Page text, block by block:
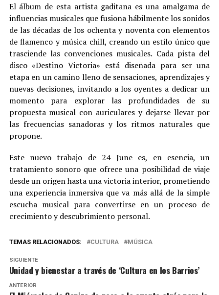
El álbum de esta artista gaditana es una amalgama de
influencias musicales que fusiona hábilmente los sonidos
de las décadas de los ochenta y noventa con elementos
de flamenco y música chill, creando un estilo único que
trasciende las convenciones musicales. Cada pista del
disco «Destino Victoria» está diseñada para ser una
etapa en un camino lleno de sensaciones, aprendizajes y
nuevas decisiones, invitando a los oyentes a dedicar un
momento para explorar las profundidades de su
propuesta musical con auriculares y dejarse llevar por
las frecuencias sanadoras y los ritmos naturales que
propone.
Este nuevo trabajo de 24 June es, en esencia, un
tratamiento sonoro que ofrece una posibilidad de viaje
desde un origen hasta una victoria interior, prometiendo
una experiencia inmersiva que va más allá de la simple
escucha musical para convertirse en un proceso de
crecimiento y descubrimiento personal.
TEMAS RELACIONADOS: CULTURA MÚSICA
SIGUIENTE
Unidad y bienestar a través de ‘Cultura en los Barrios’
ANTERIOR